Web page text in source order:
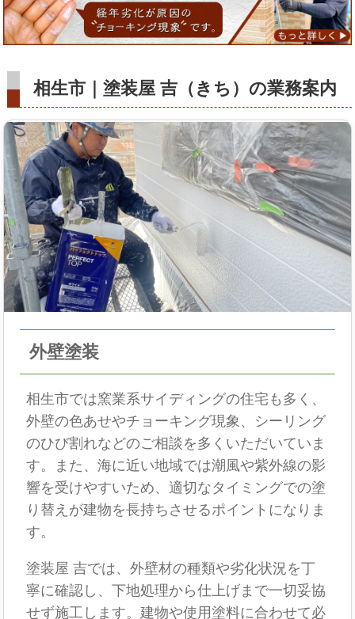
相生市｜塗装屋 吉（きち）の業務案内
外壁塗装
相生市では窯業系サイディングの住宅も多く、
外壁の色あせやチョーキング現象、シーリング
のひび割れなどのご相談を多くいただいていま
す。また、海に近い地域では潮風や紫外線の影
響を受けやすいため、適切なタイミングでの塗
り替えが建物を長持ちさせるポイントになりま
す。
塗装屋 吉では、外壁材の種類や劣化状況を丁
寧に確認し、下地処理から仕上げまで一切妥協
せず施工します。建物や使用塗料に合わせて必